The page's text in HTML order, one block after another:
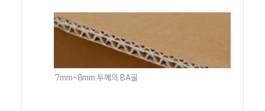
7mm~8mm 두께의 BA골